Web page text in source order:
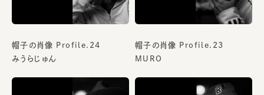
帽子の肖像 Profile.24
みうらじゅん
帽子の肖像 Profile.23
MURO